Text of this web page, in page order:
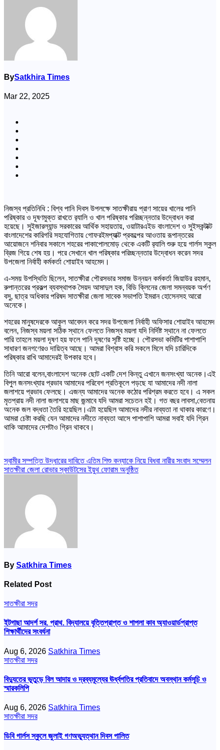
BySatkhira Times
Mar 22, 2025
নিজস্ব প্রতিনিধি : বিশ্ব পানি দিবস উপলক্ষে সাতক্ষীরায় প্রাণ সায়ের খালের পানি
পরিষ্কার ও দূষণমুক্ত রাখতে র‍্যালি ও খাল পরিষ্কার পরিচ্ছন্নতার উদ্বোধন করা
হয়েছে। সুইজারল্যান্ড সরকারের আর্থিক সহায়তায়, ওয়াটারএইড বাংলাদেশ ও সুইসকন্টাক্ট
বাংলাদেশের কারিগরি সহযোগিতায় গোফরইমপ্যাক্ট প্রকল্পের আওতায় রূপান্তরের
আয়োজনে শনিবার সকালে শহরের পাকাপোলমোড় থেকে একটি র‍্যালি শুরু হয়ে গার্লস স্কুল
ব্রিজ গিয়ে শেষ হয়। পরে সেখানে খাল পরিষ্কার পরিচ্ছন্নতার উদ্বোধন করেন সদর
উপজেলা নির্বাহী কর্মকর্তা শোয়াইব আহমেদ।
এ-সময় উপস্থিতি ছিলেন, সাতক্ষীরা পৌরসভার সমাজ উন্নয়ন কর্মকর্তা জিয়াউর রহমান,
রুপান্তরের প্রকল্প ব্যবস্থাপক সৈয়দ আসাদুল হক, বিডি ক্লিনের জেলা সমন্বয়ক অর্পণ
বসু, ছাত্র অধিকার পরিষদ সাতক্ষীরা জেলা সাবেক সভাপতি ইমরান হোসেনসহ আরো
অনেকে।
শহরের মানুষদেরকে আকুল আবেদন করে সদর উপজেলা নির্বাহী অফিসার শোয়াইব আহমেদ
বলেন, নিজস্ব ময়লা সঠিক স্থানে ফেলতে নিজস্ব ময়লা যদি নির্দিষ্ট স্থানে না ফেলতে
পারি তাহলে ময়লা দূষণ হয় ফলে পানি দূষণের সৃষ্টি হচ্ছে। পৌরসভা কমিটির পাশাপাশি
সাধারণ জনগণেরও দায়িত্ব আছে। আমরা বিশ্বাস করি সকলে মিলে যদি চারিদিকে
পরিষ্কার রাখি আমাদেরই উপকার হবে।
তিনি আরো বলেন,বাংলাদেশ অনেক ছোট একটি দেশ কিন্তু এখানে জনসংখ্যা অনেক।এই
বিপুল জনসংখ্যার প্রভাব আমাদের পরিবেশ প্রতিকূলে পড়ছে যা আমাদের নদী নালা
জলাশয়ে প্রভাব ফেলছে। এজন্য আমাদের অনেক কঠোর পরিশ্রম করতে হবে। এ সকল
মৃতপ্রায় নদী নালা জলাশয়ে মাছ জন্মাবে যদি আমরা সচেতন হই। গত বছর লাবসা,বেতনায়
অনেক জল বদ্ধতা তৈরি হয়েছিল।এটা হয়েছিল আমাদের নদীর নাব্যতা না থাকার কারণে।
আমরা চেষ্টা করছি যেন আমাদের নদীতে নাব্যতা আসে পাশাপাশি আমরা সবাই যদি গ্রিন
থাকি আমাদের দেশটাও গ্রিন থাকবে।
Post
navigation
স্বামীর সম্পত্তি উদ্ধারের দাবিতে এতিম শিশু কন্যাকে নিয়ে বিধবা নারীর সংবাদ সম্মেলন
সাতক্ষীরা জেলা রোভার স্কাউটসের ইয়ুথ ফোরাম অনুষ্ঠিত
By Satkhira Times
Related Post
সাতক্ষীরা সদর
ইটগাছা আদর্শ সর. প্রাথ. বিদ্যালয়ে বৃত্তিপ্রাপ্ত ও শাপলা কাব অ্যাওয়ার্ডপ্রাপ্ত
শিক্ষার্থীদের সংবর্ধনা
Aug 6, 2026 Satkhira Times
সাতক্ষীরা সদর
বিদ্যুতের ভূতুড়ে বিল আদায় ও দ্রব্যমূল্যের ঊর্ধ্বগতির প্রতিবাদে অবস্থান কর্মসূচি ও
স্মারকলিপি
Aug 6, 2026 Satkhira Times
সাতক্ষীরা সদর
ডিবি গার্লস স্কুলে জুলাই গণঅভ্যুত্থান দিবস পালিত